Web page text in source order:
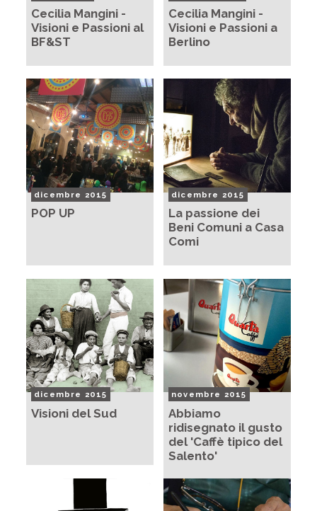
Cecilia Mangini -
Visioni e Passioni al
BF&ST
Cecilia Mangini -
Visioni e Passioni a
Berlino
dicembre 2015
POP UP
dicembre 2015
La passione dei
Beni Comuni a Casa
Comi
dicembre 2015
Visioni del Sud
novembre 2015
Abbiamo
ridisegnato il gusto
del 'Caffè tipico del
Salento'